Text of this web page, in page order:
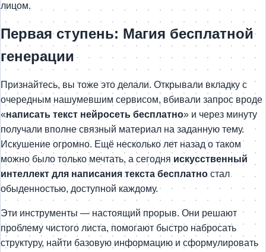
лицом.
Первая ступень: Магия бесплатной
генерации
Признайтесь, вы тоже это делали. Открывали вкладку с
очередным нашумевшим сервисом, вбивали запрос вроде
«написать текст нейросеть бесплатно» и через минуту
получали вполне связный материал на заданную тему.
Искушение огромно. Ещё несколько лет назад о таком
можно было только мечтать, а сегодня искусственный
интеллект для написания текста бесплатностал
обыденностью, доступной каждому.
Эти инструменты — настоящий прорыв. Они решают
проблему чистого листа, помогают быстро набросать
структуру, найти базовую информацию и сформулировать